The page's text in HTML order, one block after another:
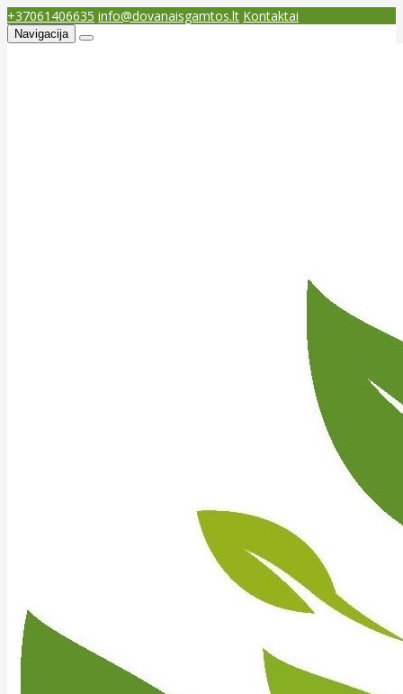
+37061406635 info@dovanaisgamtos.lt Kontaktai
Navigacija